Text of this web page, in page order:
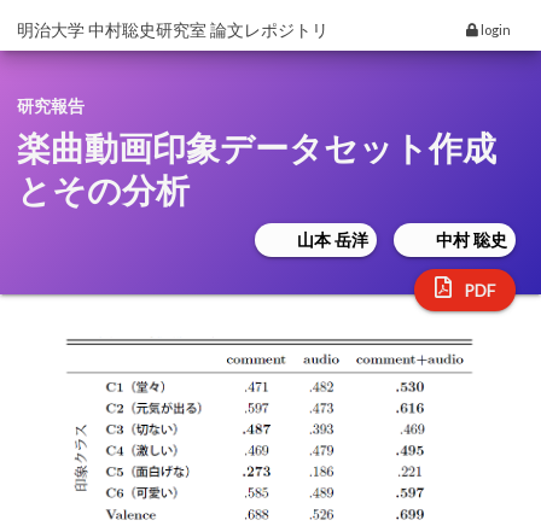
明治大学 中村聡史研究室 論文レポジトリ login
研究報告
楽曲動画印象データセット作成
とその分析
山本 岳洋 中村 聡史
PDF